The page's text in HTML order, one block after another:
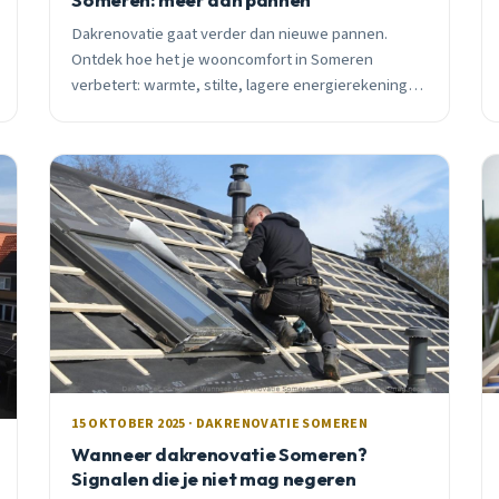
Dakrenovatie gaat verder dan nieuwe pannen.
Ontdek hoe het je wooncomfort in Someren
verbetert: warmte, stilte, lagere energierekening
15 OKTOBER 2025 · DAKRENOVATIE SOMEREN
Wanneer dakrenovatie Someren?
Signalen die je niet mag negeren